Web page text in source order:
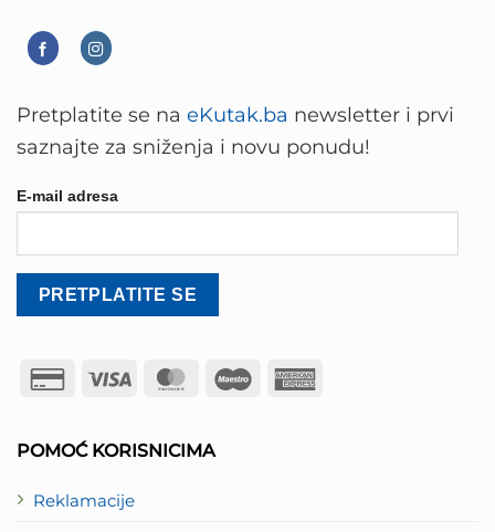
POMOĆ KORISNICIMA
Reklamacije
Pretplatite se na eKutak.ba newsletter i prvi
saznajte za sniženja i novu ponudu!
E-mail adresa
Credit
Visa MasterCard
Maestro